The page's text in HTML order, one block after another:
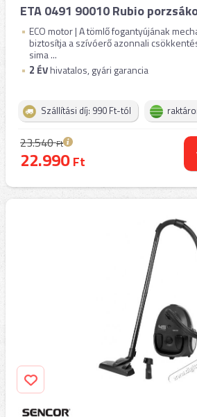
ETA 0491 90010 Rubio
ECO motor | A tömlő fogantyújának
biztosítja a szívóerő azonnali
sima ...
2 ÉVhivatalos, gyári garancia
Szállítási díj: 990 Ft-tól
23.540Ft
22.990Ft